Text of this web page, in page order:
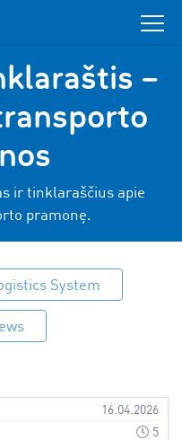
–
ir tinklaraščius apie
pramonę.
System
16.04.2026
5